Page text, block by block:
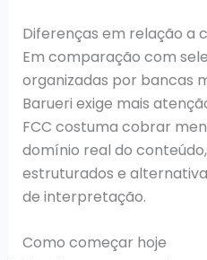
Diferenças em relação a
Em comparação com
organizadas por bancas
Barueri exige mais
FCC costuma cobrar
domínio real do
estruturados e
de interpretação.
Como começar hoje